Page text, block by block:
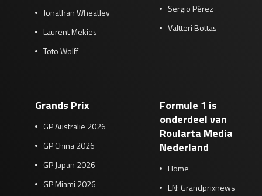
Jonathan Wheatley
Laurent Mekies
Toto Wolff
Sergio Pérez
Valtteri Bottas
Grands Prix
GP Australië 2026
GP China 2026
GP Japan 2026
GP Miami 2026
Formule 1 is
onderdeel van
Roularta Media
Nederland
Home
EN: Grandprixnews